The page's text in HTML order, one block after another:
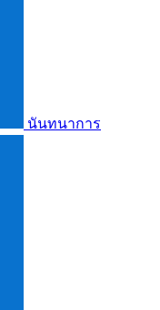
นันทนาการ